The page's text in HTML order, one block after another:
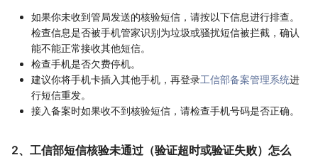
如果你未收到管局发送的核验短信，请按以下信息进行排查。
检查信息是否被手机管家识别为垃圾或骚扰短信被拦截，确认
能不能正常接收其他短信。
检查手机是否欠费停机。
建议你将手机卡插入其他手机，再登录工信部备案管理系统进
行短信重发。
接入备案时如果收不到核验短信，请检查手机号码是否正确。
2、工信部短信核验未通过（验证超时或验证失败）怎么